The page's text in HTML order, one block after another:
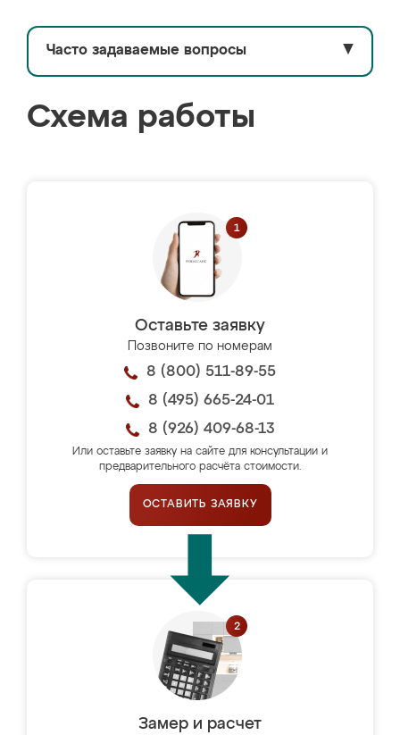
Часто задаваемые вопросы ▼
Схема работы
Оставьте заявку
Позвоните по номерам
8 (800) 511-89-55
8 (495) 665-24-01
8 (926) 409-68-13
Или оставьте заявку на сайте для консультации и
предварительного расчёта стоимости.
ОСТАВИТЬ ЗАЯВКУ
Замер и расчет